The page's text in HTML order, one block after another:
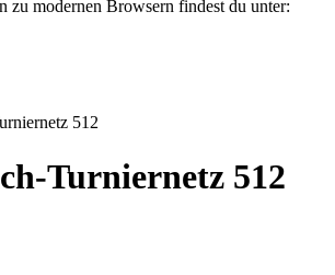
zu modernen Browsern findest du unter:
512
Turniernetz 512